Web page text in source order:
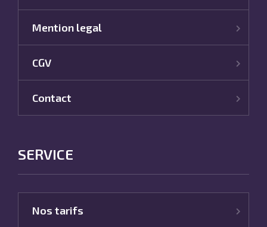
Mention legal
CGV
Contact
SERVICE
Nos tarifs